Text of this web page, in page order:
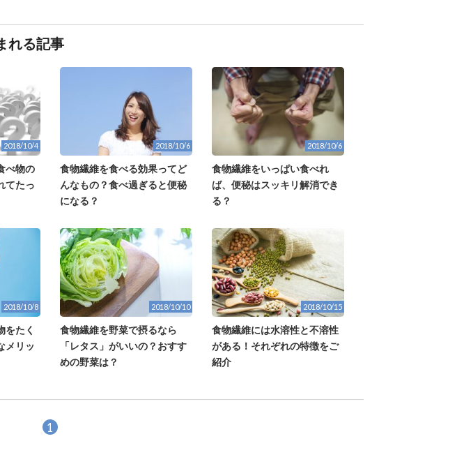
れる記事
2018/10/4
べ物の
てたっ
2018/10/6
食物繊維を食べる効果ってど
んなもの？食べ過ぎると便秘
になる？
2018/10/6
食物繊維をいっぱい食べれ
ば、便秘はスッキリ解消でき
る？
2018/10/8
をたく
メリッ
2018/10/10
食物繊維を野菜で摂るなら
「レタス」がいいの？おすす
めの野菜は？
2018/10/15
食物繊維には水溶性と不溶性
がある！それぞれの特徴をご
紹介
1